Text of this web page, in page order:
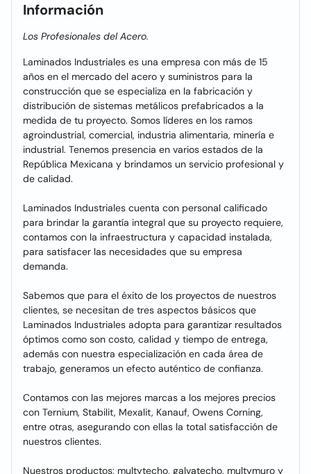
Información
Los Profesionales del Acero.
Laminados Industriales es una empresa con más de 15
años en el mercado del acero y suministros para la
construcción que se especializa en la fabricación y
distribución de sistemas metálicos prefabricados a la
medida de tu proyecto. Somos líderes en los ramos
agroindustrial, comercial, industria alimentaria, minería e
industrial. Tenemos presencia en varios estados de la
República Mexicana y brindamos un servicio profesional y
de calidad.
Laminados Industriales cuenta con personal calificado
para brindar la garantía integral que su proyecto requiere,
contamos con la infraestructura y capacidad instalada,
para satisfacer las necesidades que su empresa
demanda.
Sabemos que para el éxito de los proyectos de nuestros
clientes, se necesitan de tres aspectos básicos que
Laminados Industriales adopta para garantizar resultados
óptimos como son costo, calidad y tiempo de entrega,
además con nuestra especialización en cada área de
trabajo, generamos un efecto auténtico de confianza.
Contamos con las mejores marcas a los mejores precios
con Ternium, Stabilit, Mexalit, Kanauf, Owens Corning,
entre otras, asegurando con ellas la total satisfacción de
nuestros clientes.
Nuestros productos: multytecho, galvatecho, multymuro y